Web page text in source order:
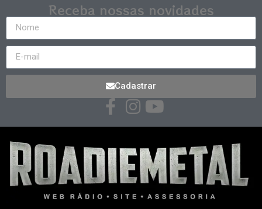
Receba nossas novidades
Cadastrar